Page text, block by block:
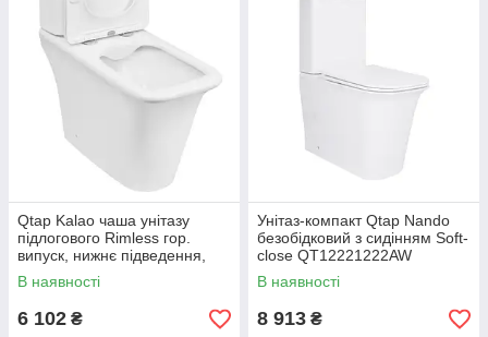
Qtap Kalao чаша унітазу
підлогового Rimless гор.
випуск, нижнє підведення,
без сидіння 660х360х820m
WHITE
В наявності
6 102 ₴
Унітаз-компакт Qtap Nando
безобідковий з сидінням Soft-
close QT12221222AW
В наявності
8 913 ₴